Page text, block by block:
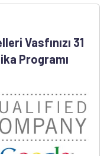
Vasfınızı 31
Programı